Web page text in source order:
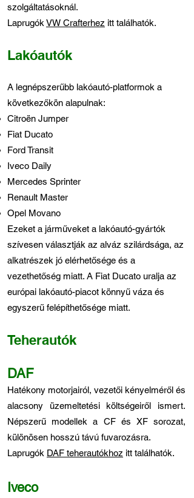
szolgáltatásoknál.
Laprugók VW Crafterhez itt találhatók.
Lakóautók
A legnépszerűbb lakóautó-platformok a
következőkön alapulnak:
Citroën Jumper
Fiat Ducato
Ford Transit
Iveco Daily
Mercedes Sprinter
Renault Master
Opel Movano
Ezeket a járműveket a lakóautó-gyártók
szívesen választják az alváz szilárdsága, az
alkatrészek jó elérhetősége és a
vezethetőség miatt. A Fiat Ducato uralja az
európai lakóautó-piacot könnyű váza és
egyszerű felépíthetősége miatt.
Teherautók
DAF
Hatékony motorjairól, vezetői kényelméről és
alacsony üzemeltetési költségeiről ismert.
Népszerű modellek a CF és XF sorozat,
különösen hosszú távú fuvarozásra.
Laprugók DAF teherautókhoz itt találhatók.
Iveco